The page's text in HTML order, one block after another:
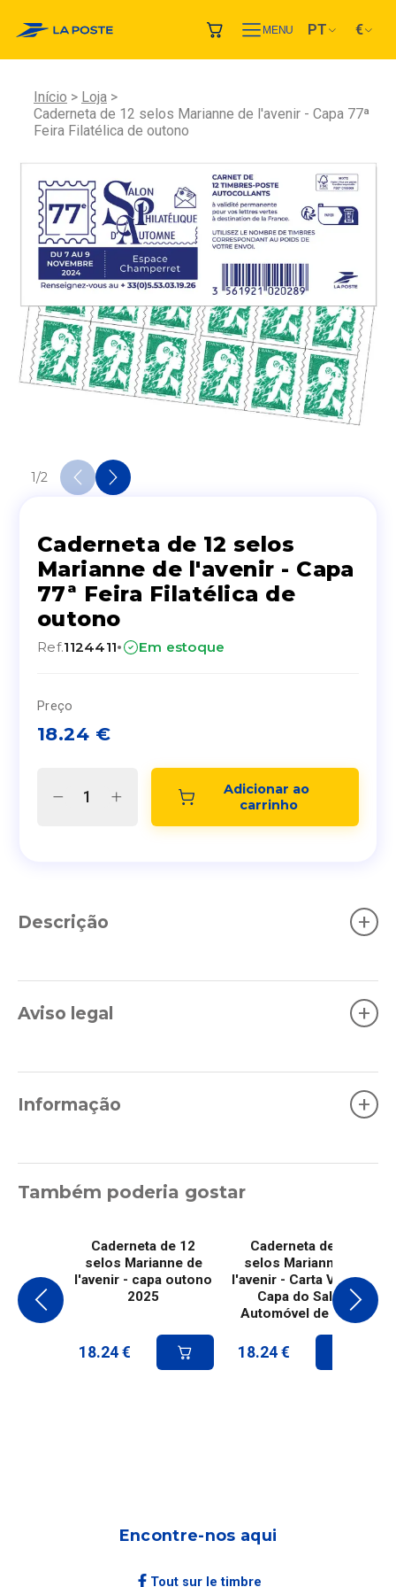
MENU PT €
Início
Loja
Caderneta de 12 selos Marianne de l'avenir - Capa 77ª
Feira Filatélica de outono
1/2
Caderneta de 12 selos
Marianne de l'avenir - Capa
77ª Feira Filatélica de
outono
Ref.1124411· Em estoque
Preço
18.24 €
Adicionar ao
carrinho
Descrição +
Aviso legal +
Informação +
Também poderia gostar
Caderneta de 12
selos Marianne de
l'avenir - capa outono
2025
18.24 €
Caderneta de 12
selos Marianne de
l'avenir - Carta Verde -
Capa do Salão
Automóvel de 2023
18.24 €
Encontre-nos aqui
Tout sur le timbre